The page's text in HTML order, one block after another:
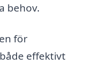
behov.
för
effektivt